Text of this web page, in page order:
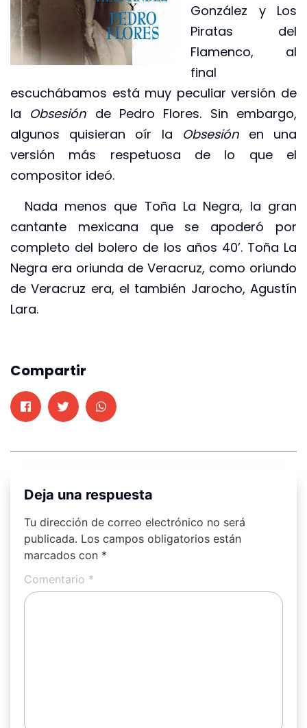
González y Los
Piratas del
Flamenco, al
final
escuchábamos está muy peculiar versión de
la Obsesión de Pedro Flores. Sin embargo,
algunos quisieran oír la Obsesiónen una
versión más respetuosa de lo que el
compositor ideó.
Nada menos que Toña La Negra, la gran
cantante mexicana que se apoderó por
completo del bolero de los años 40’. Toña La
Negra era oriunda de Veracruz, como oriundo
de Veracruz era, el también Jarocho, Agustín
Lara.
Compartir
Deja una respuesta
Tu dirección de correo electrónico no será
publicada. Los campos obligatorios están
marcados con *
Comentario *